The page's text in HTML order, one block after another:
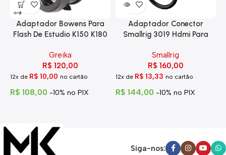
Adaptador Bowens Para
Flash De Estudio K150 K180
Greika
R$ 120,00
12x de R$ 10,00 no cartão
R$ 108,00 -10% no PIX
Adaptador Conector
Smallrig 3019 Hdmi Para
Smallrig
R$ 160,00
12x de R$13,33 no cartão
R$ 144,00 -10% no PIX
Siga-nos: